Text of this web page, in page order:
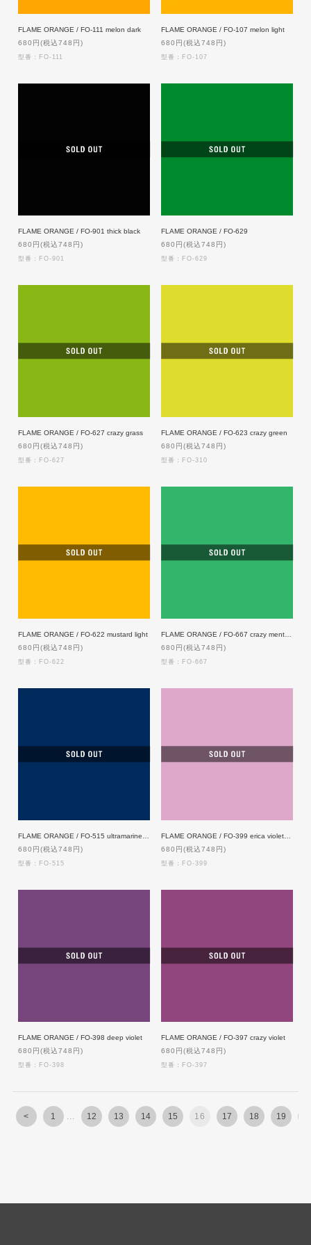
FLAME ORANGE / FO-111 melon dark
680円(税込748円)
型番：FO-111
FLAME ORANGE / FO-107 melon light
680円(税込748円)
型番：FO-107
FLAME ORANGE / FO-901 thick black
680円(税込748円)
型番：FO-901
FLAME ORANGE / FO-629
680円(税込748円)
型番：FO-629
FLAME ORANGE / FO-627 crazy grass
680円(税込748円)
型番：FO-627
FLAME ORANGE / FO-623 crazy green
680円(税込748円)
型番：FO-310
FLAME ORANGE / FO-622 mustard light
680円(税込748円)
型番：FO-622
680円(税込748円)
型番：FO-667
680円(税込748円)
型番：FO-515
680円(税込748円)
型番：FO-399
FLAME ORANGE / FO-398 deep violet
680円(税込748円)
型番：FO-398
FLAME ORANGE / FO-397 crazy violet
680円(税込748円)
型番：FO-397
< 1 ... 12 13 14 15 16 17 18 19